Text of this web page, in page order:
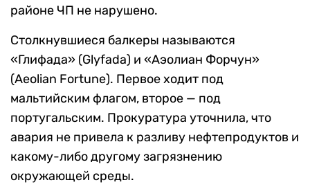
районе ЧП не нарушено.
Столкнувшиеся балкеры называются
«Глифада» (Glyfada) и «Аэолиан Форчун»
(Aeolian Fortune). Первое ходит под
мальтийским флагом, второе — под
португальским. Прокуратура уточнила, что
авария не привела к разливу нефтепродуктов и
какому-либо другому загрязнению
окружающей среды.